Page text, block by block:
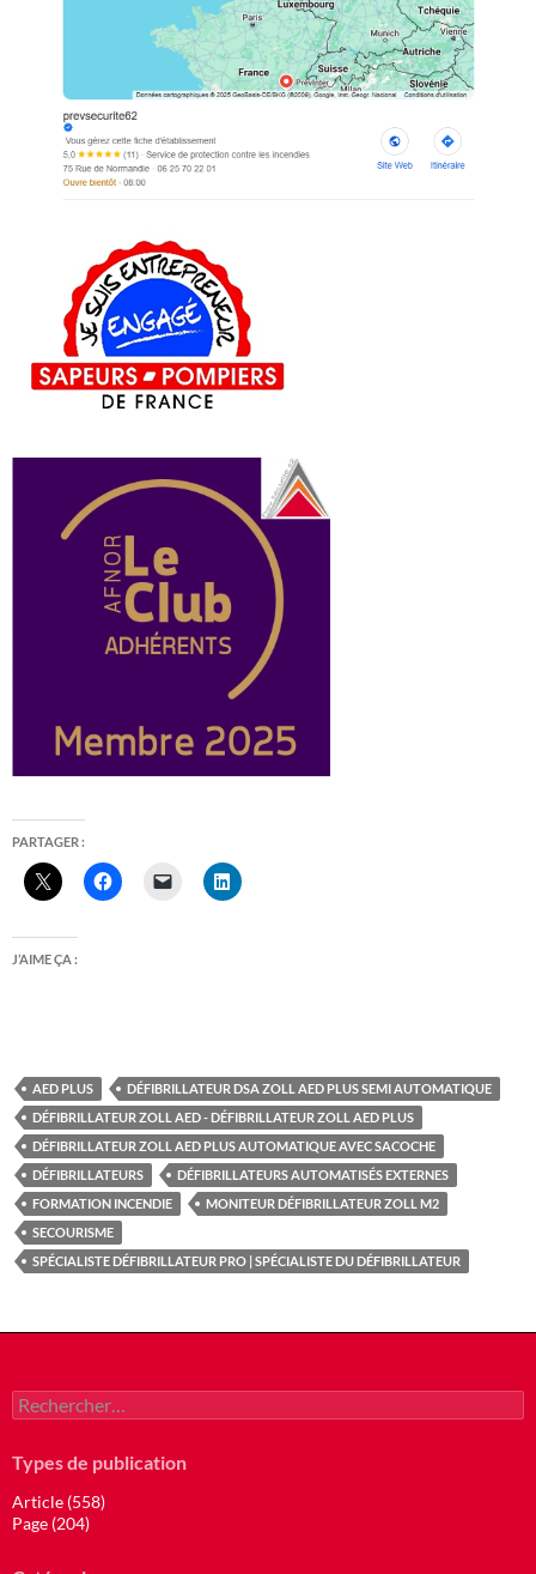
PARTAGER :
J’AIME ÇA :
AED PLUS
DÉFIBRILLATEUR DSA ZOLL AED PLUS SEMI AUTOMATIQUE
DÉFIBRILLATEUR ZOLL AED - DÉFIBRILLATEUR ZOLL AED PLUS
DÉFIBRILLATEUR ZOLL AED PLUS AUTOMATIQUE AVEC SACOCHE
DÉFIBRILLATEURS
DÉFIBRILLATEURS AUTOMATISÉS EXTERNES
FORMATION INCENDIE
MONITEUR DÉFIBRILLATEUR ZOLL M2
SECOURISME
SPÉCIALISTE DÉFIBRILLATEUR PRO | SPÉCIALISTE DU DÉFIBRILLATEUR
Rechercher :
Types de publication
Article (558)
Page (204)